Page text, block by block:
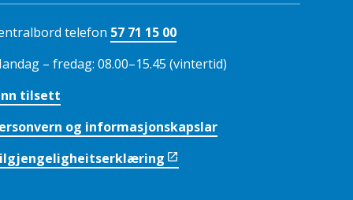
telefon 57 71 15 00
– fredag: 08.00–15.45 (vintertid)
tilsett
og informasjonskapslar